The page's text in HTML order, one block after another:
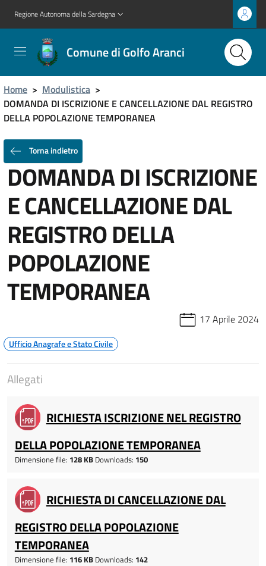
Regione Autonoma della Sardegna
Comune di Golfo Aranci
Home > Modulistica >
DOMANDA DI ISCRIZIONE E CANCELLAZIONE DAL REGISTRO
DELLA POPOLAZIONE TEMPORANEA
Torna indietro
DOMANDA DI ISCRIZIONE
E CANCELLAZIONE DAL
REGISTRO DELLA
POPOLAZIONE
TEMPORANEA
17 Aprile 2024
Ufficio Anagrafe e Stato Civile
Allegati
RICHIESTA ISCRIZIONE NEL REGISTRO
DELLA POPOLAZIONE TEMPORANEA
Dimensione file: 128 KB Downloads: 150
RICHIESTA DI CANCELLAZIONE DAL
REGISTRO DELLA POPOLAZIONE
TEMPORANEA
Dimensione file: 116 KB Downloads: 142